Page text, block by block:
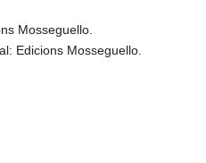
Mosseguello.
Edicions Mosseguello.